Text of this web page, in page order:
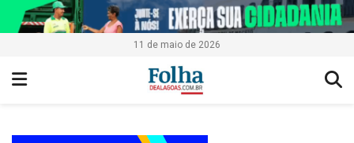
11 de maio de 2026